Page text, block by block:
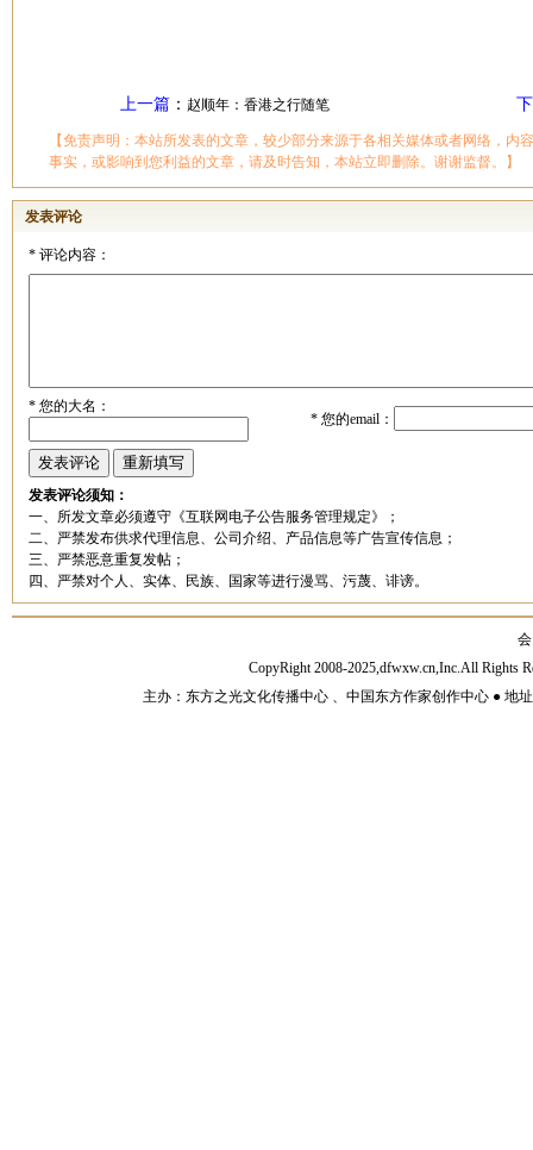
上一篇： 赵顺年：香港之行随笔
【免责声明：本站所发表的文章，较少部分来源于各相关媒体或者网络，内
事实，或影响到您利益的文章，请及时告知，本站立即删除。谢谢监督。】
发表评论
*评论内容：
*您的大名：
*您的email：
发表评论须知：
一、所发文章必须遵守《互联网电子公告服务管理规定》；
二、严禁发布供求代理信息、公司介绍、产品信息等广告宣传信息；
三、严禁恶意重复发帖；
四、严禁对个人、实体、民族、国家等进行漫骂、污蔑、诽谤。
CopyRight 2008-2025,dfwxw.cn,Inc.All Rights
主办：东方之光文化传播中心 、中国东方作家创作中心 ● 地